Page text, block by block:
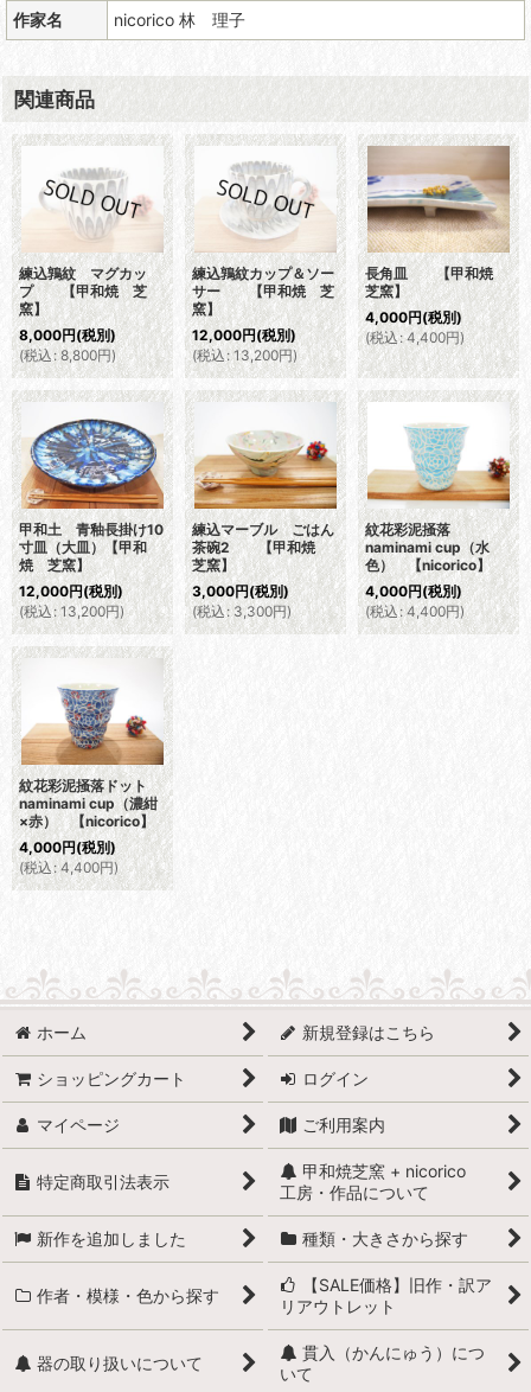
作家名
nicorico 林 理子
関連商品
練込鶉紋 マグカッ
プ 【甲和焼 芝
窯】
8,000円(税別)
(税込: 8,800円)
練込鶉紋カップ＆ソー
サー 【甲和焼 芝
窯】
12,000円(税別)
(税込 : 13,200円)
長角皿 【甲和焼
芝窯】
4,000円(税別)
(税込: 4,400円)
甲和土 青釉長掛け10
寸皿（大皿）【甲和
焼 芝窯】
12,000円(税別)
(税込 : 13,200円)
練込マーブル ごはん
茶碗2 【甲和焼
芝窯】
3,000円(税別)
(税込: 3,300円)
紋花彩泥掻落
naminami cup（水
色） 【nicorico】
4,000円(税別)
(税込 : 4,400円)
紋花彩泥掻落ドット
naminami cup（濃紺
×赤） 【nicorico】
4,000円(税別)
(税込 : 4,400円)
ホーム 新規登録はこちら
ショッピングカート ログイン
マイページ ご利用案内
特定商取引法表示
甲和焼芝窯 + nicorico
工房・作品について
新作を追加しました 種類・大きさから探す
作者・模様・色から探す
【SALE価格】旧作・訳ア
リアウトレット
器の取り扱いについて
貫入（かんにゅう）につ
いて